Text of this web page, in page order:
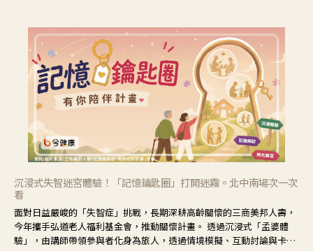
沉浸式失智迷宮體驗！「記憶鑰匙圈」打開迷霧。北中南場次一次
看
面對日益嚴峻的「失智症」挑戰，長期深耕高齡關懷的三商美邦人壽，
今年攜手弘道老人福利基金會，推動關懷計畫。 透過沉浸式「孟婆體
驗」，由講師帶領參與者化身為旅人，透過情境模擬、互動討論與卡牌